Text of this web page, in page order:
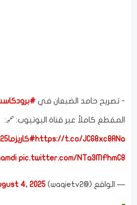
- تصريح حامد الضبعان في
المقطع كاملاً عبر قناة اليوتيوب: 🔗:
https://t.co/JCG8xc8ANa#كاريزما25
pic.twitter.com/NTa3MFhmC8
— الواقع (@waqietv2) 4, 2025